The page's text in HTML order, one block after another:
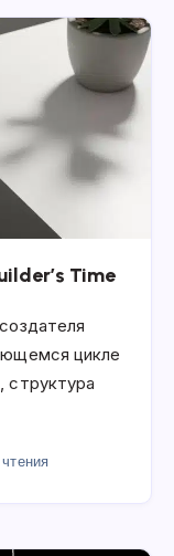
Time
цикле
структура